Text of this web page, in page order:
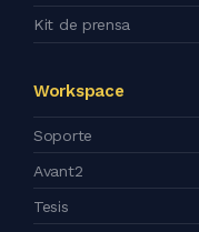
Kit de prensa
Workspace
Soporte
Avant2
Tesis